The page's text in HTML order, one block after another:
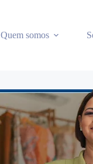
Quem somos